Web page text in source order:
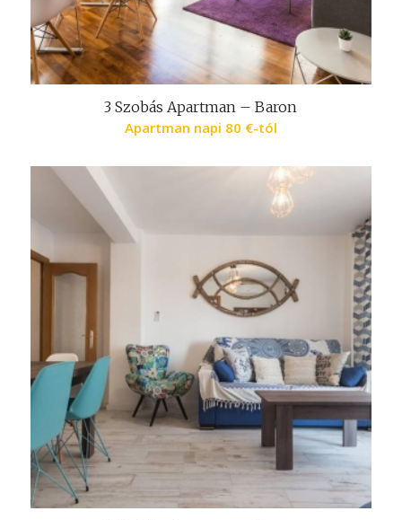
3 Szobás Apartman – Baron
Apartman napi 80 €-tól